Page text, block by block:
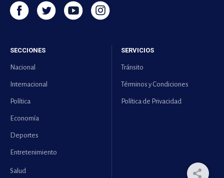
SECCIONES
Nacional
Internacional
Política
Economía
Deportes
Entretenimiento
Salud
SERVICIOS
Tránsito
Términos y Condiciones
Política de Privacidad